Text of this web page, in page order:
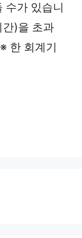
수가 있습니
)을 초과
한 회계기